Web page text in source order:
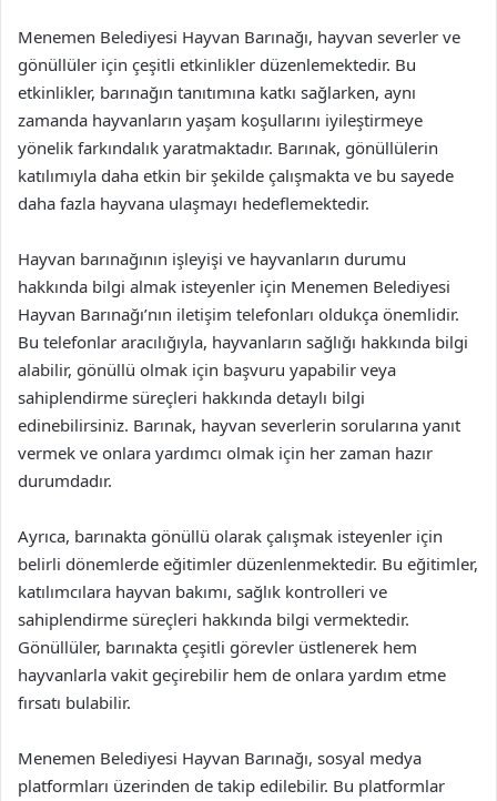
Menemen Belediyesi Hayvan Barınağı, hayvan severler ve
gönüllüler için çeşitli etkinlikler düzenlemektedir. Bu
etkinlikler, barınağın tanıtımına katkı sağlarken, aynı
zamanda hayvanların yaşam koşullarını iyileştirmeye
yönelik farkındalık yaratmaktadır. Barınak, gönüllülerin
katılımıyla daha etkin bir şekilde çalışmakta ve bu sayede
daha fazla hayvana ulaşmayı hedeflemektedir.
Hayvan barınağının işleyişi ve hayvanların durumu
hakkında bilgi almak isteyenler için Menemen Belediyesi
Hayvan Barınağı’nın iletişim telefonları oldukça önemlidir.
Bu telefonlar aracılığıyla, hayvanların sağlığı hakkında bilgi
alabilir, gönüllü olmak için başvuru yapabilir veya
sahiplendirme süreçleri hakkında detaylı bilgi
edinebilirsiniz. Barınak, hayvan severlerin sorularına yanıt
vermek ve onlara yardımcı olmak için her zaman hazır
durumdadır.
Ayrıca, barınakta gönüllü olarak çalışmak isteyenler için
belirli dönemlerde eğitimler düzenlenmektedir. Bu eğitimler,
katılımcılara hayvan bakımı, sağlık kontrolleri ve
sahiplendirme süreçleri hakkında bilgi vermektedir.
Gönüllüler, barınakta çeşitli görevler üstlenerek hem
hayvanlarla vakit geçirebilir hem de onlara yardım etme
fırsatı bulabilir.
Menemen Belediyesi Hayvan Barınağı, sosyal medya
platformları üzerinden de takip edilebilir. Bu platformlar